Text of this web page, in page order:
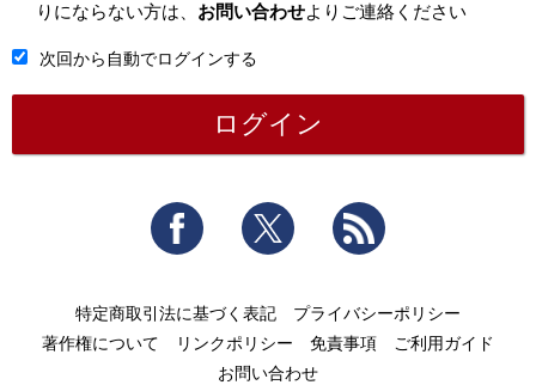
りにならない方は、 お問い合わせよりご連絡ください
次回から自動でログインする
Facebook Twitter
特定商取引法に基づく表記
プライバシーポリシー
著作権について
リンクポリシー 免責事項
ご利用ガイド
お問い合わせ